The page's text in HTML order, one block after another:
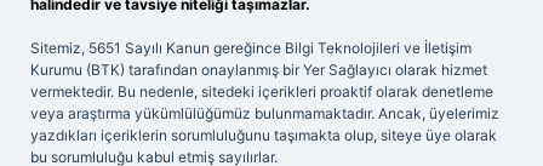
halindedir ve tavsiye niteliği taşımazlar.
Sitemiz, 5651 Sayılı Kanun gereğince Bilgi Teknolojileri ve İletişim
Kurumu (BTK) tarafından onaylanmış bir Yer Sağlayıcı olarak hizmet
vermektedir. Bu nedenle, sitedeki içerikleri proaktif olarak denetleme
veya araştırma yükümlülüğümüz bulunmamaktadır. Ancak, üyelerimiz
yazdıkları içeriklerin sorumluluğunu taşımakta olup, siteye üye olarak
bu sorumluluğu kabul etmiş sayılırlar.